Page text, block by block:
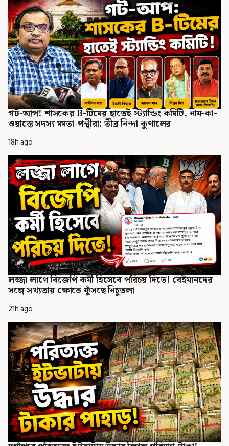
গট-আপ! শাসকের B-টিমের হাতেই স্ট্যান্ডিং কমিটি, নাম-কা-
ওয়াস্তে সদস্য মমতা-পন্থীরা: তীব্র নিন্দা কুণালের
18h ago
লজ্জা লাগে বিজেপি কর্মী হিসেবে পরিচয় দিতে! বেইমানদের
সঙ্গে সখ্যতায় ক্ষোভে ফুঁসছে নিচুতলা
21h ago